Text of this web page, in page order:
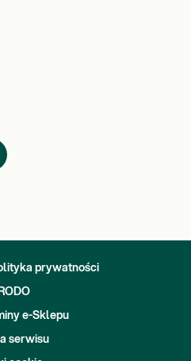
prywatności
RODO
e-Sklepu
serwisu